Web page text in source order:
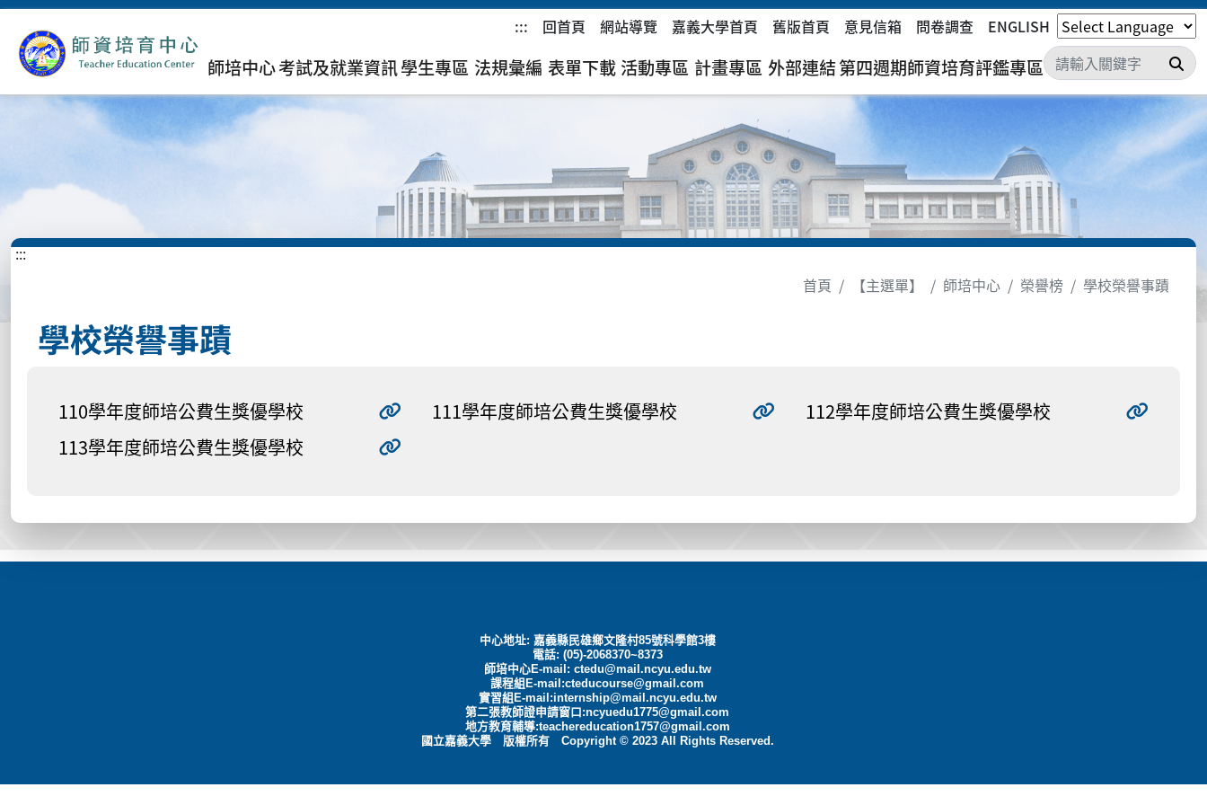
::: 回首頁 網站導覽 嘉義大學首頁 舊版首頁 意見信箱 問卷調查 ENGLISH
師培中心考試及就業資訊學生專區 法規彙編 表單下載 活動專區 計畫專區 外部連結第四週期師資培育評鑑專區 搜
:::
首頁
【主選單】 師培中心 榮譽榜 學校榮譽事蹟
學校榮譽事蹟
110學年度師培公費生獎優學校
113學年度師培公費生獎優學校
111學年度師培公費生獎優學校 112學年度師培公費生獎優學校
中心地址: 嘉義縣民雄鄉文隆村85號科學館3樓
電話: (05)-2068370~8373
師培中心E-mail: ctedu@mail.ncyu.edu.tw
課程組E-mail:cteducourse@gmail.com
實習組E-mail:internship@mail.ncyu.edu.tw
第二張教師證申請窗口:ncyuedu1775@gmail.com
地方教育輔導:teachereducation1757@gmail.com
國立嘉義大學 版權所有 Copyright © 2023 All Rights Reserved.